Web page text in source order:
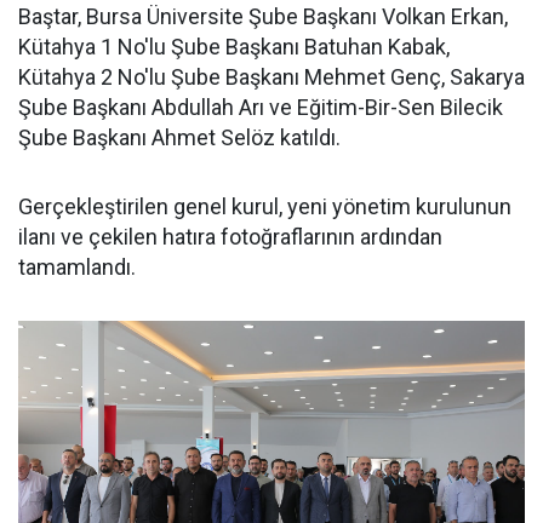
Baştar, Bursa Üniversite Şube Başkanı Volkan Erkan,
Kütahya 1 No'lu Şube Başkanı Batuhan Kabak,
Kütahya 2 No'lu Şube Başkanı Mehmet Genç, Sakarya
Şube Başkanı Abdullah Arı ve Eğitim-Bir-Sen Bilecik
Şube Başkanı Ahmet Selöz katıldı.
Gerçekleştirilen genel kurul, yeni yönetim kurulunun
ilanı ve çekilen hatıra fotoğraflarının ardından
tamamlandı.